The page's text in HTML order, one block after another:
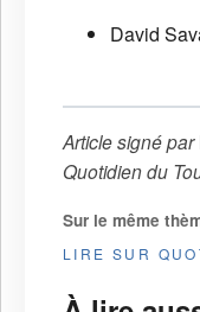
David
Article signé par
Quotidien du
Sur le même
LIRE SUR